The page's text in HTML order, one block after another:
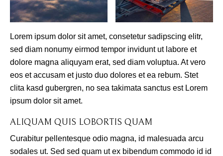
Lorem ipsum dolor sit amet, consetetur sadipscing elitr,
sed diam nonumy eirmod tempor invidunt ut labore et
dolore magna aliquyam erat, sed diam voluptua. At vero
eos et accusam et justo duo dolores et ea rebum. Stet
clita kasd gubergren, no sea takimata sanctus est Lorem
ipsum dolor sit amet.
ALIQUAM QUIS LOBORTIS QUAM
Curabitur pellentesque odio magna, id malesuada arcu
sodales ut. Sed sed quam ut ex bibendum commodo id id